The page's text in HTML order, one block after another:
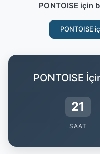
PONTOISE için
PONTOISE
PONTOISE
21
SAAT